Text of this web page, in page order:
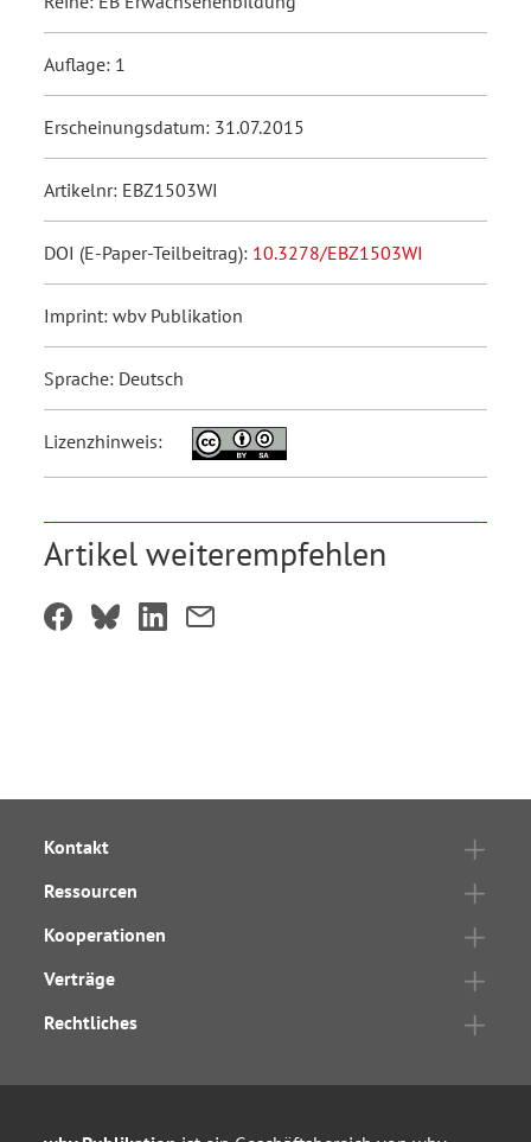
Auflage: 1
Erscheinungsdatum: 31.07.2015
Artikelnr: EBZ1503WI
DOI (E-Paper-Teilbeitrag): 10.3278/EBZ1503WI
Imprint: wbv Publikation
Sprache: Deutsch
Lizenzhinweis:
Artikel weiterempfehlen
Kontakt
Ressourcen
Kooperationen
Verträge
Rechtliches